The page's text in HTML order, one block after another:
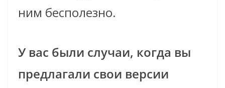
ним бесполезно.
У вас были случаи, когда вы
предлагали свои версии